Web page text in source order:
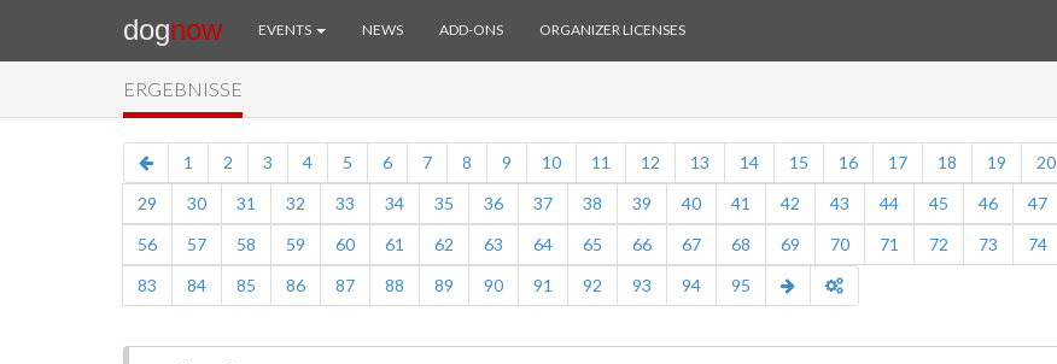
dognow EVENTS NEWS ADD-ONS ORGANIZER LICENSES
ERGEBNISSE
1 2 3 4 5 6 7 8 9 10 11 12 13 14 15 16 17 18 19 20
29
30 31 32 33 34 35 36 37 38 39 40 41 42 43 44 45 46 47
56
57 58 59 60 61 62 63 64 65 66 67 68 69 70 71 72 73 74
83
84 85 86 87 88 89 90 91 92 93 94 95